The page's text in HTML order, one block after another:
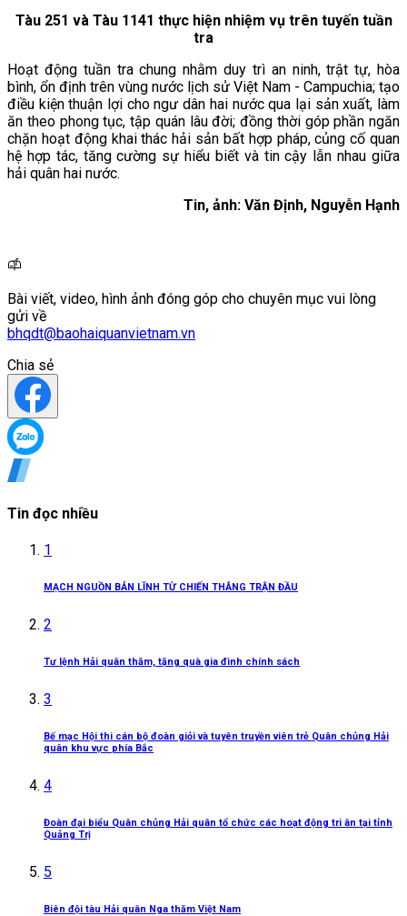
Tàu 251 và Tàu 1141 thực hiện nhiệm vụ trên tuyến tuần
tra
Hoạt động tuần tra chung nhằm duy trì an ninh, trật tự, hòa
bình, ổn định trên vùng nước lịch sử Việt Nam - Campuchia; tạo
điều kiện thuận lợi cho ngư dân hai nước qua lại sản xuất, làm
ăn theo phong tục, tập quán lâu đời; đồng thời góp phần ngăn
chặn hoạt động khai thác hải sản bất hợp pháp, củng cố quan
hệ hợp tác, tăng cường sự hiểu biết và tin cậy lẫn nhau giữa
hải quân hai nước.
Tin, ảnh: Văn Định, Nguyễn Hạnh
Bài viết, video, hình ảnh đóng góp cho chuyên mục vui lòng
gửi về
bhqdt@baohaiquanvietnam.vn
Chia sẻ
Tin đọc nhiều
1
MẠCH NGUỒN BẢN LĨNH TỪ CHIẾN THẮNG TRẬN ĐẦU
2
Tư lệnh Hải quân thăm, tặng quà gia đình chính sách
3
Bế mạc Hội thi cán bộ đoàn giỏi và tuyên truyền viên trẻ Quân chủng Hải
quân khu vực phía Bắc
4
Đoàn đại biểu Quân chủng Hải quân tổ chức các hoạt động tri ân tại tỉnh
Quảng Trị
5
Biên đội tàu Hải quân Nga thăm Việt Nam